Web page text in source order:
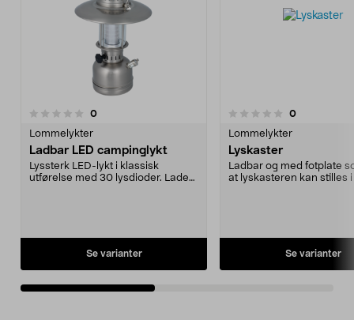
0anmeldelser
Lommelykter
Ladbar LED campinglykt
Lyssterk LED-lykt i klassisk
utførelse med 30 lysdioder. Lader
Se varianter
0.0 av 5 stjerner 0anmeldelser
Lommelykter
Lyskaster
Ladbar og med fotplate
at lyskasteren kan stilles i
komplett med lader,
helkapslet Se varianter
0.0 av 5 stjerner